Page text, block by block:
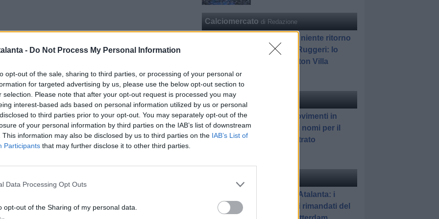
- Do Not Process My Personal Information
opt-out of the sale, sharing to third parties, or processing of your personal or
for targeted advertising by us, please use the below opt-out section to
selection. Please note that after your opt-out request is processed you may
interest-based ads based on personal information utilized by us or personal
to third parties prior to your opt-out. You may separately opt-out of the
of your personal information by third parties on the IAB’s list of downstream
This information may also be disclosed by us to third parties on the IAB’s List of
Participants that may further disclose it to other third parties.
Data Processing Opt Outs
opt-out of the Sharing of my personal data.
-
"Considerando la qualità della squadra, penso
comunque dovuto raggiungere almeno l'Europa
l'inizio di stagione molto brutto, la perdita di punti è
per essere colmata. Realisticamente,l'Atalanta è
terzo/quarto posto in Serie A . Pasalic ha dato un
considerando che non partiva sempre titolare nella
di stagione. Ora è molto carico per il Mondiale".
poi tornare all'Hajduk Spalato. Poi vediamo cosa porta
Calciomercato di Redazione
Ex Atalanta, niente ritorno
in Italia per Ruggeri: lo
aspetta l'Aston Villa
Calciomercato
Atalanta, movimenti in
difesa: tutti i nomi per il
reparto arretrato
Feyenoord-Atalanta: i
promossi e i rimandati del